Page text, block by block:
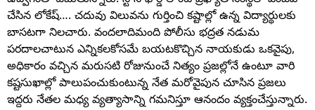
చేసిన లోకేష్…. చదువు విలువను గుర్తించి కష్టాల్లో ఉన్న విద్యార్థులకు
బాసటగా నిలచారు. వందలాదిమంది పోలీసు భద్రత నడుమ
పరదాలచాటున ఎన్నికలకోసమే బయటకొచ్చిన నాయకుడు ఒకవైపు,
అధికారం వచ్చిన మరుసటి రోజునుంచే నిత్యం ప్రజల్లోనే ఉంటూ వారి
కష్టసుఖాల్లో పాలుపంచుకుంటున్న నేత మరోవైపున చూసిన ప్రజలు
ఇద్దరు నేతల మధ్య వ్యత్యాసాన్ని గమనిస్తూ ఆనందం వ్యక్తంచేస్తున్నారు.